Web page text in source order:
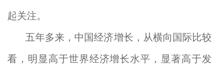
起关注。
五年多来，中国经济增长，从横向国际比较
看，明显高于世界经济增长水平，显著高于发